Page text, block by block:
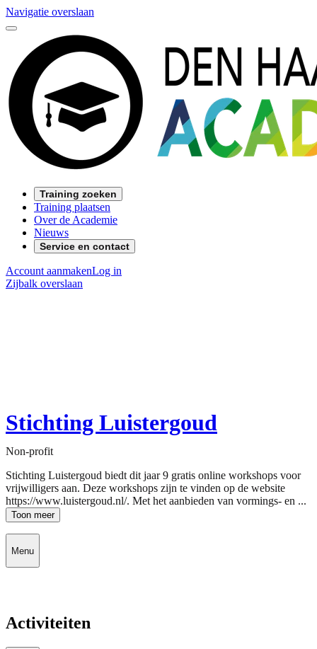
Navigatie overslaan
Training zoeken
Training plaatsen
Over de Academie
Nieuws
Service en contact
Account aanmakenLog in
Zijbalk overslaan
Stichting Luistergoud
Non-profit
Stichting Luistergoud biedt dit jaar 9 gratis online workshops voor
vrijwilligers aan. Deze workshops zijn te vinden op de website
https://www.luistergoud.nl/. Met het aanbieden van vormings- en ...
Toon meer
Menu
Activiteiten